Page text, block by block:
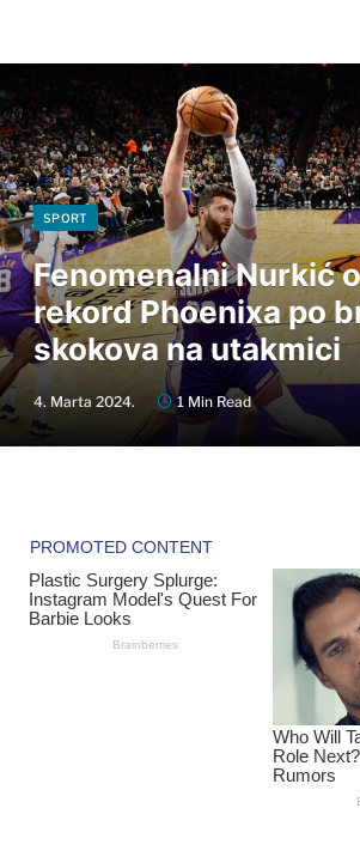
SPORT
Fenomenalni Nurkić
rekord Phoenixa po
skokova na utakmici
4. Marta 2024. 1 Min Read